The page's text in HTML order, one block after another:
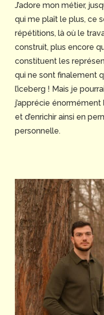
J’adore mon métier,
qui me plaît le plus, ce
répétitions, là où le
construit, plus encore
constituent les
qui ne sont finalement
l’iceberg ! Mais je
j’apprécie
et d’enrichir ainsi en
personnelle.